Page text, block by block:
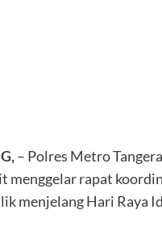
– Polres Metro
rapat
menjelang Hari Raya